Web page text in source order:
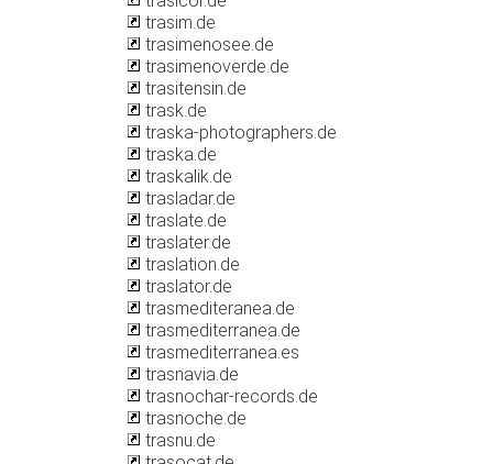
trasim.de
trasimenosee.de
trasimenoverde.de
trasitensin.de
trask.de
traska-photographers.de
traska.de
traskalik.de
trasladar.de
traslate.de
traslater.de
traslation.de
traslator.de
trasmediteranea.de
trasmediterranea.de
trasmediterranea.es
trasnavia.de
trasnochar-records.de
trasnoche.de
trasnu.de